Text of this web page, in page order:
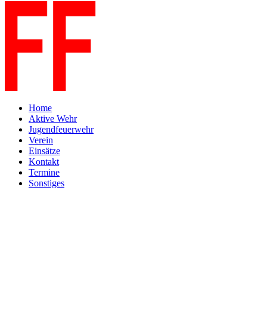
Home
Aktive Wehr
Jugendfeuerwehr
Verein
Einsätze
Kontakt
Termine
Sonstiges